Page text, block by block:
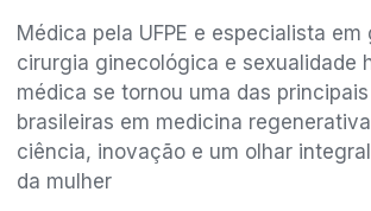
Médica pela UFPE e especialista
cirurgia ginecológica e sexualidade
médica se tornou uma das
brasileiras em medicina
ciência, inovação e um olhar
da mulher